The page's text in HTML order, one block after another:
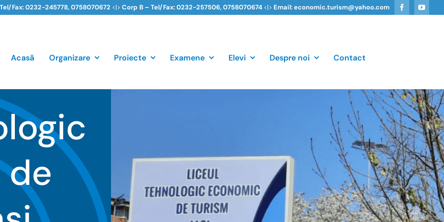
Fax: 0232-245778,0758070672 <|>Corp B – Tel/Fax: 0232-257506, 0758070674 <|> Email: economic.turism@yahoo.com
Acasă Organizare Proiecte Examene Elevi Despre noi Contact
de